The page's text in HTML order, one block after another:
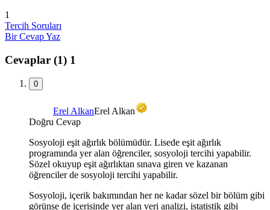
1
Tercih Soruları
Bir Cevap Yaz
Cevaplar (1) 1
0
Erel AlkanErel Alkan
Doğru Cevap
Sosyoloji eşit ağırlık bölümüdür. Lisede eşit ağırlık
programında yer alan öğrenciler, sosyoloji tercihi yapabilir.
Sözel okuyup eşit ağırlıktan sınava giren ve kazanan
öğrenciler de sosyoloji tercihi yapabilir.
Sosyoloji, içerik bakımından her ne kadar sözel bir bölüm gibi
görünse de içerisinde yer alan veri analizi, istatistik gibi